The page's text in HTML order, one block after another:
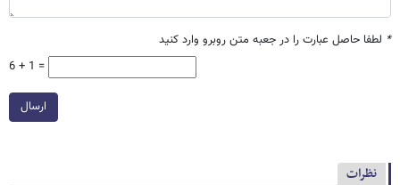
* لطفا حاصل عبارت را در جعبه متن روبرو وارد کنید
6 + 1 =
ارسال
نظرات